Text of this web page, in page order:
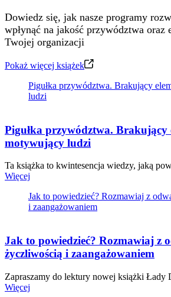
Dowiedz się, jak nasze programy
wpłynąć na jakość przywództwa oraz
Twojej organizacji
Pokaż więcej książek
Pigułka przywództwa. Brakujący
ludzi
Pigułka przywództwa. Brakujący
motywujący ludzi
Ta książka to kwintesencja wiedzy, jaką
Więcej
Jak to powiedzieć? Rozmawiaj z
i zaangażowaniem
Jak to powiedzieć? Rozmawiaj z
życzliwością i zaangażowaniem
Zapraszamy do lektury nowej książki Łady
Więcej